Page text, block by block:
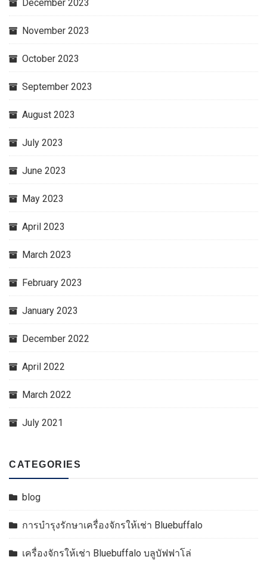
December 2023
November 2023
October 2023
September 2023
August 2023
July 2023
June 2023
May 2023
April 2023
March 2023
February 2023
January 2023
December 2022
April 2022
March 2022
July 2021
CATEGORIES
blog
การบำรุงรักษาเครื่องจักรให้เช่า Bluebuffalo
เครื่องจักรให้เช่า Bluebuffalo บลูบัฟฟาโล่